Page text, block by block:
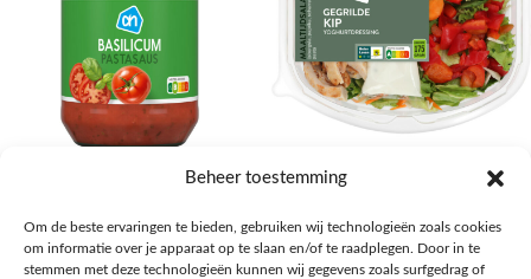
Beheer toestemming
Om de beste ervaringen te bieden, gebruiken wij technologieën zoals cookies
om informatie over je apparaat op te slaan en/of te raadplegen. Door in te
stemmen met deze technologieën kunnen wij gegevens zoals surfgedrag of
€1,59
NAAR AH
Salades,Pizza, Maaltijden
€3,39